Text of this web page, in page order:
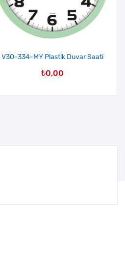
V30-334-MY Plastik Duvar Saati
₺0,00